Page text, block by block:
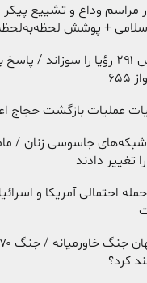
مراسم وداع و تشییع پیکر
+ پوشش
عملیات بازگشت حجاج
جاسوسی زنان /
تغییر دادند
احتمالی آمریکا و
کرد؟